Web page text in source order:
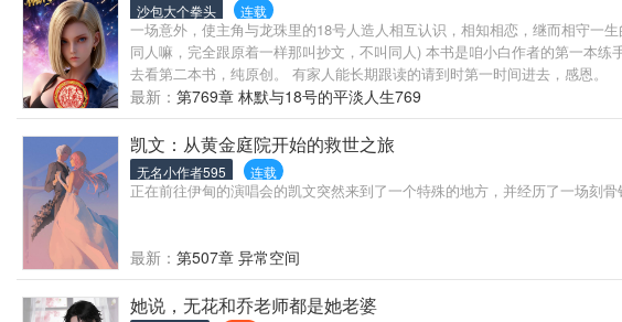
沙包大个拳头 连载
一场意外，使主角与龙珠里的18号人造人相互认识，相知相恋，继而相守一
同人嘛，完全跟原着一样那叫抄文，不叫同人) 本书是咱小白作者的第一本
去看第二本书，纯原创。 有家人能长期跟读的请到时第一时间进去，感恩。
最新： 第769章 林默与18号的平淡人生769
凯文：从黄金庭院开始的救世之旅
无名小作者595 连载
正在前往伊甸的演唱会的凯文突然来到了一个特殊的地方，并经历了一场刻
最新： 第507章 异常空间
她说，无花和乔老师都是她老婆